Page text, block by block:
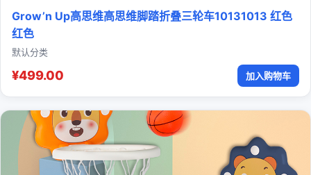
Grow’n Up高思维高思维脚踏折叠三轮车10131013 红色
红色
默认分类
¥499.00 加入购物车